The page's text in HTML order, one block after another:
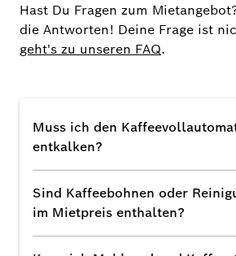
Hast Du Fragen zum
die Antworten! Deine Frage ist
geht's zu unseren FAQ.
Muss ich den
entkalken?
Sind Kaffeebohnen oder
im Mietpreis enthalten?